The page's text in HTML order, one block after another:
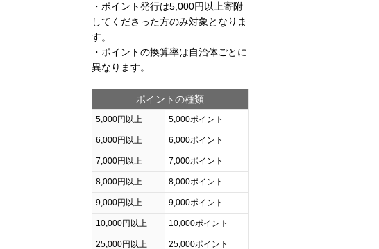
・ポイント発行は5,000円以上寄附
してくださった方のみ対象となりま
す。
・ポイントの換算率は自治体ごとに
異なります。
ポイントの種類
5,000円以上 5,000ポイント
6,000円以上 6,000ポイント
7,000円以上 7,000ポイント
8,000円以上 8,000ポイント
9,000円以上 9,000ポイント
10,000円以上 10,000ポイント
25,000円以上 25,000ポイント